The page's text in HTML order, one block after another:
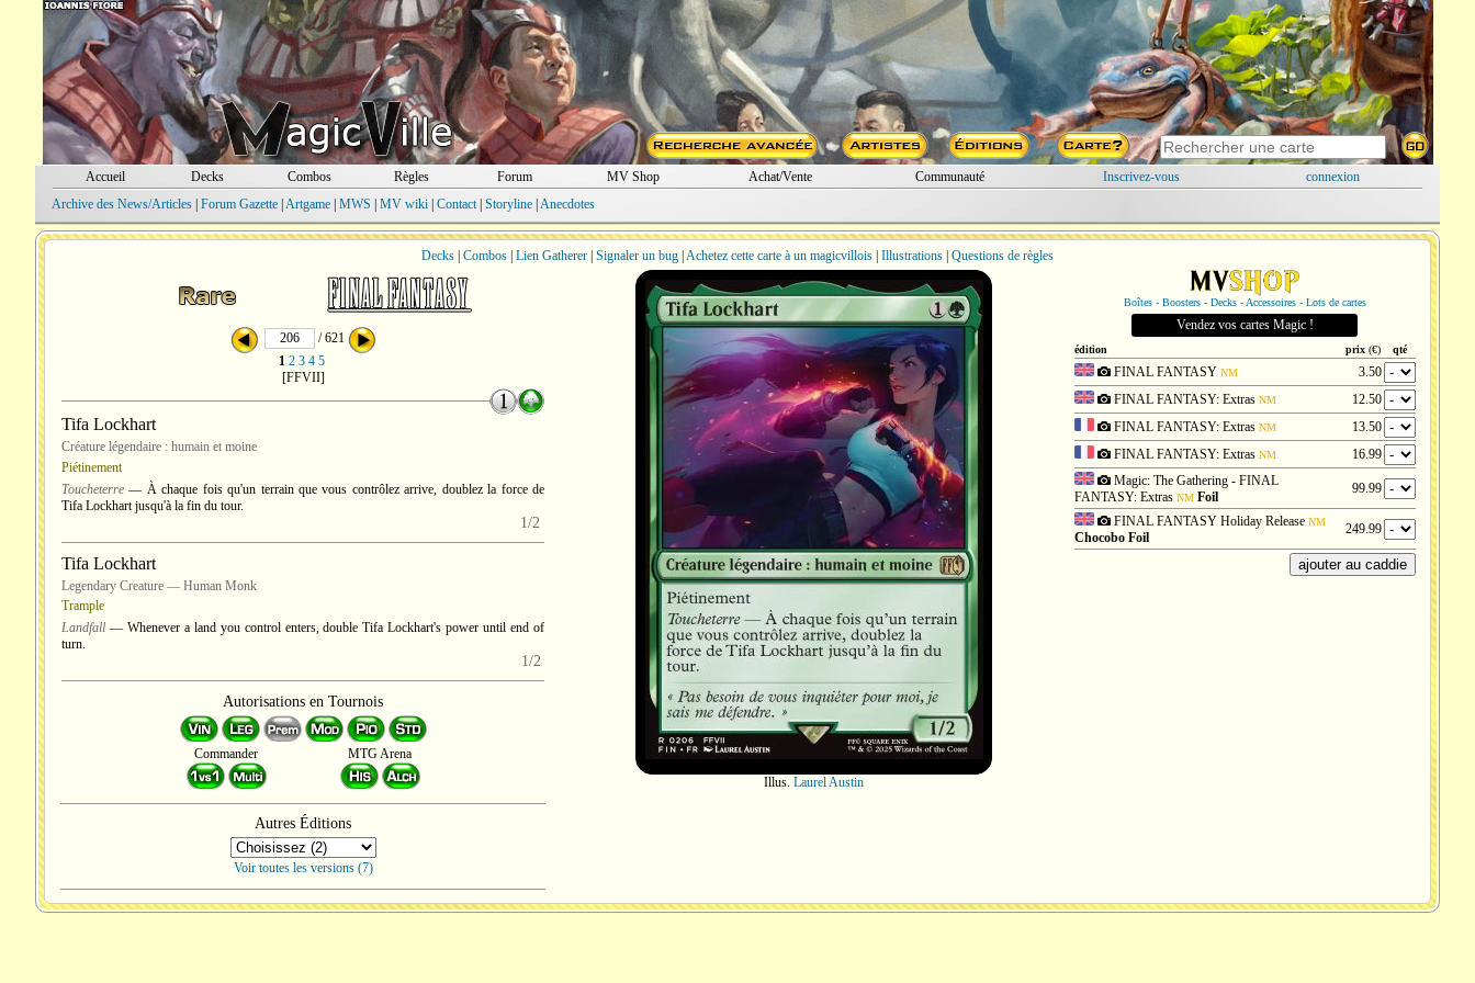
Accueil Decks Combos Règles Forum MV Shop Achat/Vente Communauté Inscrivez-vous
connexion
Archive des News/Articles| Forum Gazette| Artgame| MWS MV wiki| Contact| Storyline| Anecdotes
Decks Combos Lien Gatherer Signaler un bug Achetez cette carte à un magicvillois Illustrations Questions de règles
/ 621
1 2 3 4 5
[FFVII]
Tifa Lockhart
Créature légendaire : humain et moine
Piétinement
Toucheterre — À chaque fois qu'un terrain que vous contrôlez arrive, doublez la force de
Tifa Lockhart jusqu'à la fin du tour.
1/2
Tifa Lockhart
Legendary Creature — Human Monk
Trample
Landfall — Whenever a land you control enters, double Tifa Lockhart's power until end of
turn.
1/2
Autorisations en Tournois
Commander MTG Arena
Autres Éditions
Voir toutes les versions (7)
Illus. Laurel Austin
Boîtes - Boosters - Decks - Accessoires - Lots de cartes
Vendez vos cartes Magic !
édition prix (€) qté
FINAL FANTASY NM
3.50
FINAL FANTASY: Extras NM
12.50
FINAL FANTASY: Extras NM
13.50
FINAL FANTASY: Extras NM
16.99
Magic: The Gathering - FINAL
FANTASY: Extras NM Foil
99.99
FINAL FANTASY Holiday Release NM
Chocobo Foil
249.99